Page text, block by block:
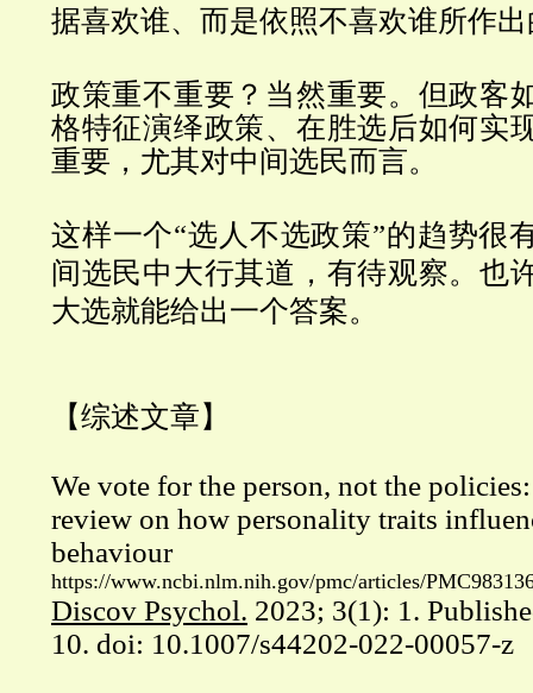
据喜欢谁、而是依照不喜欢谁所作
政策重不重要？当然重要。但政客
格特征演绎政策、在胜选后如何实
重要，尤其对中间选民而言。
这样一个“选人不选政策”的趋势很
间选民中大行其道，有待观察。也
大选就能给出一个答案。
【综述文章】
We vote for the person, not the
review on how personality traits
behaviour
https://www.ncbi.nlm.nih.gov/pmc/articles/
Discov Psychol. 2023; 3(1): 1.
10. doi: 10.1007/s44202-022-00057-z